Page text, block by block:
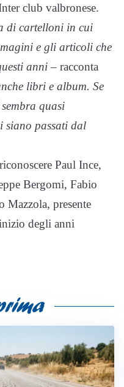
club valbronese.
di cartelloni in cui
e gli articoli che
anni– racconta
libri e album. Se
quasi
siano passati dal
Paul Ince,
Bergomi, Fabio
Mazzola, presente
degli anni